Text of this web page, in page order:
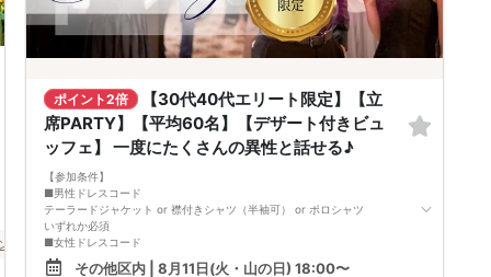
一人参加限定 食事あり
ポイント2倍
【30代40代エリート限定】【立
席PARTY】【平均60名】【デザート付きビュ
ッフェ】 一度にたくさんの異性と話せる♪
【参加条件】
■男性ドレスコード
テーラードジャケット or 襟付きシャツ（半袖可） or ポロシャツ
いずれか必須
■女性ドレスコード
ワンピースなどお洒落な服装でご参加下さい。
その他区内 | 8月11日(火・山の日) 18:00〜